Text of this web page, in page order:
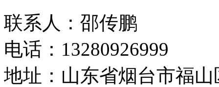
联系人：邵传鹏
电话：13280926999
地址：山东省烟台市福